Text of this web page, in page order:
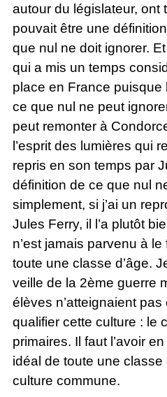
autour du législateur, ont
pouvait être une
que nul ne doit ignorer.
qui a mis un temps
place en France puisque
ce que nul ne peut
peut remonter à
l’esprit des lumières qui
repris en son temps par
définition de ce que nul
simplement, si j’ai un
Jules Ferry, il l’a plutôt
n’est jamais parvenu à
toute une classe d’âge.
veille de la 2ème guerre
élèves n’atteignaient
qualifier cette culture : le
primaires. Il faut l’avoir
idéal de toute une classe
culture commune.